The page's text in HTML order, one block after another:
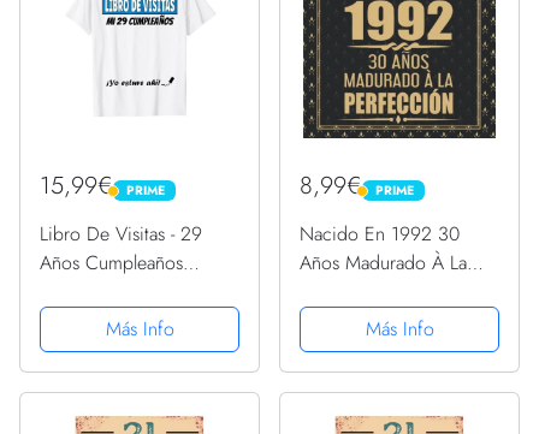
15,99€ PRIME
PRIME
Libro De Visitas - 29
Años Cumpleaños
CamisetaMás Info
8,99€ PRIME
PRIME
Nacido En 1992 30
Años Madurado À La
cumpleaños Libro Firmas
Más Info